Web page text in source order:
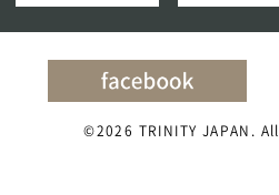
©2026 TRINITY JAPAN.